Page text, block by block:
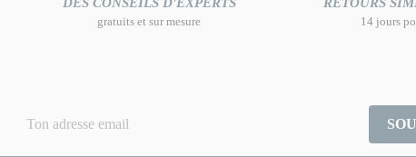
gratuits et sur mesure 14 jours